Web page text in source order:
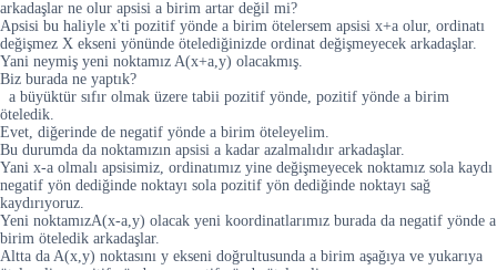
arkadaşlar ne olur apsisi a birim artar değil mi?
Apsisi bu haliyle x'ti pozitif yönde a birim ötelersem apsisi x+a olur, ordinatı
değişmez X ekseni yönünde ötelediğinizde ordinat değişmeyecek arkadaşlar.
Yani neymiş yeni noktamız A(x+a,y) olacakmış.
Biz burada ne yaptık?
a büyüktür sıfır olmak üzere tabii pozitif yönde, pozitif yönde a birim
öteledik.
Evet, diğerinde de negatif yönde a birim öteleyelim.
Bu durumda da noktamızın apsisi a kadar azalmalıdır arkadaşlar.
Yani x-a olmalı apsisimiz, ordinatımız yine değişmeyecek noktamız sola kaydı
negatif yön dediğinde noktayı sola pozitif yön dediğinde noktayı sağ
kaydırıyoruz.
Yeni noktamızA(x-a,y) olacak yeni koordinatlarımız burada da negatif yönde a
birim öteledik arkadaşlar.
Altta da A(x,y) noktasını y ekseni doğrultusunda a birim aşağıya ve yukarıya